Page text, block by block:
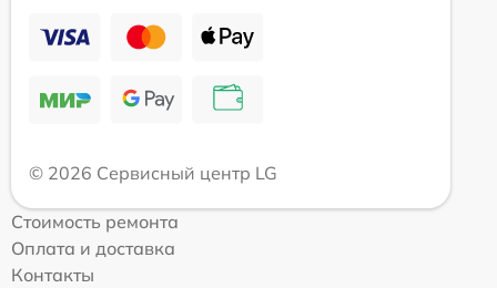
© 2026 Сервисный центр LG
Стоимость ремонта
Оплата и доставка
Контакты